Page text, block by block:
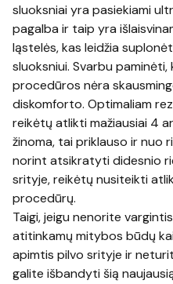
sluoksniai yra pasiekiami
pagalba ir taip yra
ląstelės, kas leidžia
sluoksniui. Svarbu paminėti,
procedūros nėra
diskomforto. Optimaliam
reikėtų atlikti mažiausiai 4
žinoma, tai priklauso ir nuo
norint atsikratyti didesnio
srityje, reikėtų nusiteikti
procedūrų.
Taigi, jeigu nenorite
atitinkamų mitybos būdų
apimtis pilvo srityje ir
galite išbandyti šią